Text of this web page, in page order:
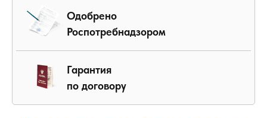
Одобрено
Роспотребнадзором
Гарантия
по договору